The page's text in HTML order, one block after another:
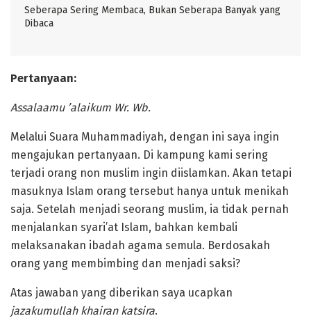
Seberapa Sering Membaca, Bukan Seberapa Banyak yang
Dibaca
Pertanyaan:
Assalaamu ’alaikum Wr. Wb.
Melalui Suara Muhammadiyah, dengan ini saya ingin
mengajukan pertanyaan. Di kampung kami sering
terjadi orang non muslim ingin diislamkan. Akan tetapi
masuknya Islam orang tersebut hanya untuk menikah
saja. Setelah menjadi seorang muslim, ia tidak pernah
menjalankan syari’at Islam, bahkan kembali
melaksanakan ibadah agama semula. Berdosakah
orang yang membimbing dan menjadi saksi?
Atas jawaban yang diberikan saya ucapkan
jazakumullah khairan katsira.